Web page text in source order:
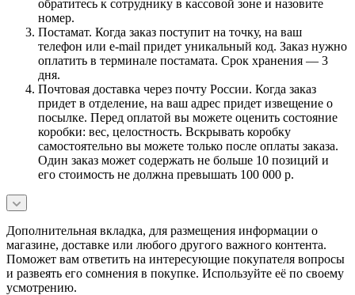
обратитесь к сотруднику в кассовой зоне и назовите
номер.
Постамат. Когда заказ поступит на точку, на ваш
телефон или e-mail придет уникальный код. Заказ нужно
оплатить в терминале постамата. Срок хранения — 3
дня.
Почтовая доставка через почту России. Когда заказ
придет в отделение, на ваш адрес придет извещение о
посылке. Перед оплатой вы можете оценить состояние
коробки: вес, целостность. Вскрывать коробку
самостоятельно вы можете только после оплаты заказа.
Один заказ может содержать не больше 10 позиций и
его стоимость не должна превышать 100 000 р.
Дополнительная вкладка, для размещения информации о
магазине, доставке или любого другого важного контента.
Поможет вам ответить на интересующие покупателя вопросы
и развеять его сомнения в покупке. Используйте её по своему
усмотрению.